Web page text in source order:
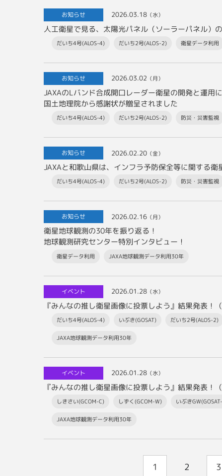
お知らせ 2026.03.18 （水）
人工衛星で見る、太陽光パネル（ソーラーパネル）
だいち4号(ALOS-4) だいち2号(ALOS-2) 衛星データ利用
お知らせ 2026.03.02 （月）
JAXAのLバンド合成開口レーダー衛星の開発と運用に
国土地理院から感謝状が贈呈されました
だいち4号(ALOS-4) だいち2号(ALOS-2) 防災・災害監視
お知らせ 2026.02.20 （金）
JAXAと和歌山県は、インフラ予防保全等に関する
だいち4号(ALOS-4) だいち2号(ALOS-2) 防災・災害監視
お知らせ 2026.02.16 （月）
衛星地球観測の30年を振り返る！
地球観測研究センター特別インタビュー！
衛星データ利用 JAXA地球観測データ利用30年
イベント 2026.01.28 （水）
『みんなの推し衛星画像に投票しよう』結果発表！（
だいち4号(ALOS-4) いぶき(GOSAT) だいち2号(ALOS-2)
JAXA地球観測データ利用30年
イベント 2026.01.28 （水）
『みんなの推し衛星画像に投票しよう』結果発表！（
しきさい(GCOM-C) しずく(GCOM-W) いぶき
JAXA地球観測データ利用30年
1 2 3